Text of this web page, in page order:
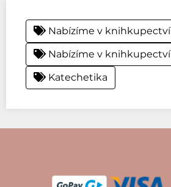
Nabízíme v knihkupectví
Nabízíme v knihkupectví
Katechetika